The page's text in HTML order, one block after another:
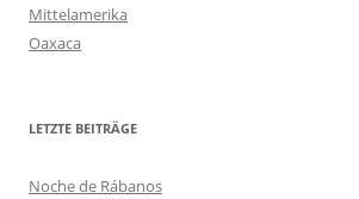
Mittelamerika
Oaxaca
LETZTE BEITRÄGE
Noche de Rábanos